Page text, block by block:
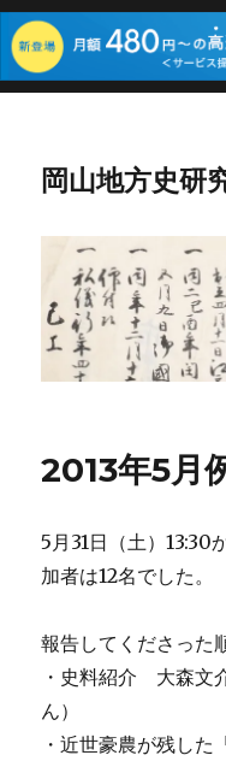
岡山地方史研
2013年5月
5月31日（土）13:30
加者は12名でした。
報告してくださった
・史料紹介 大森文
ん）
・近世豪農が残し